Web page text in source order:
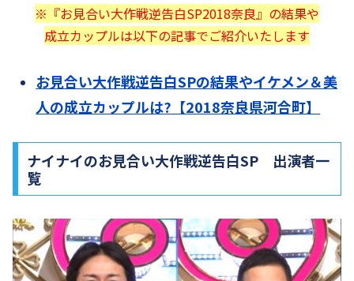
※『お見合い大作戦逆告白SP2018奈良』の結果や
成立カップルは以下の記事でご紹介いたします
お見合い大作戦逆告白SPの結果やイケメン＆美
人の成立カップルは?【2018奈良県河合町】
ナイナイのお見合い大作戦逆告白SP 出演者一
覧